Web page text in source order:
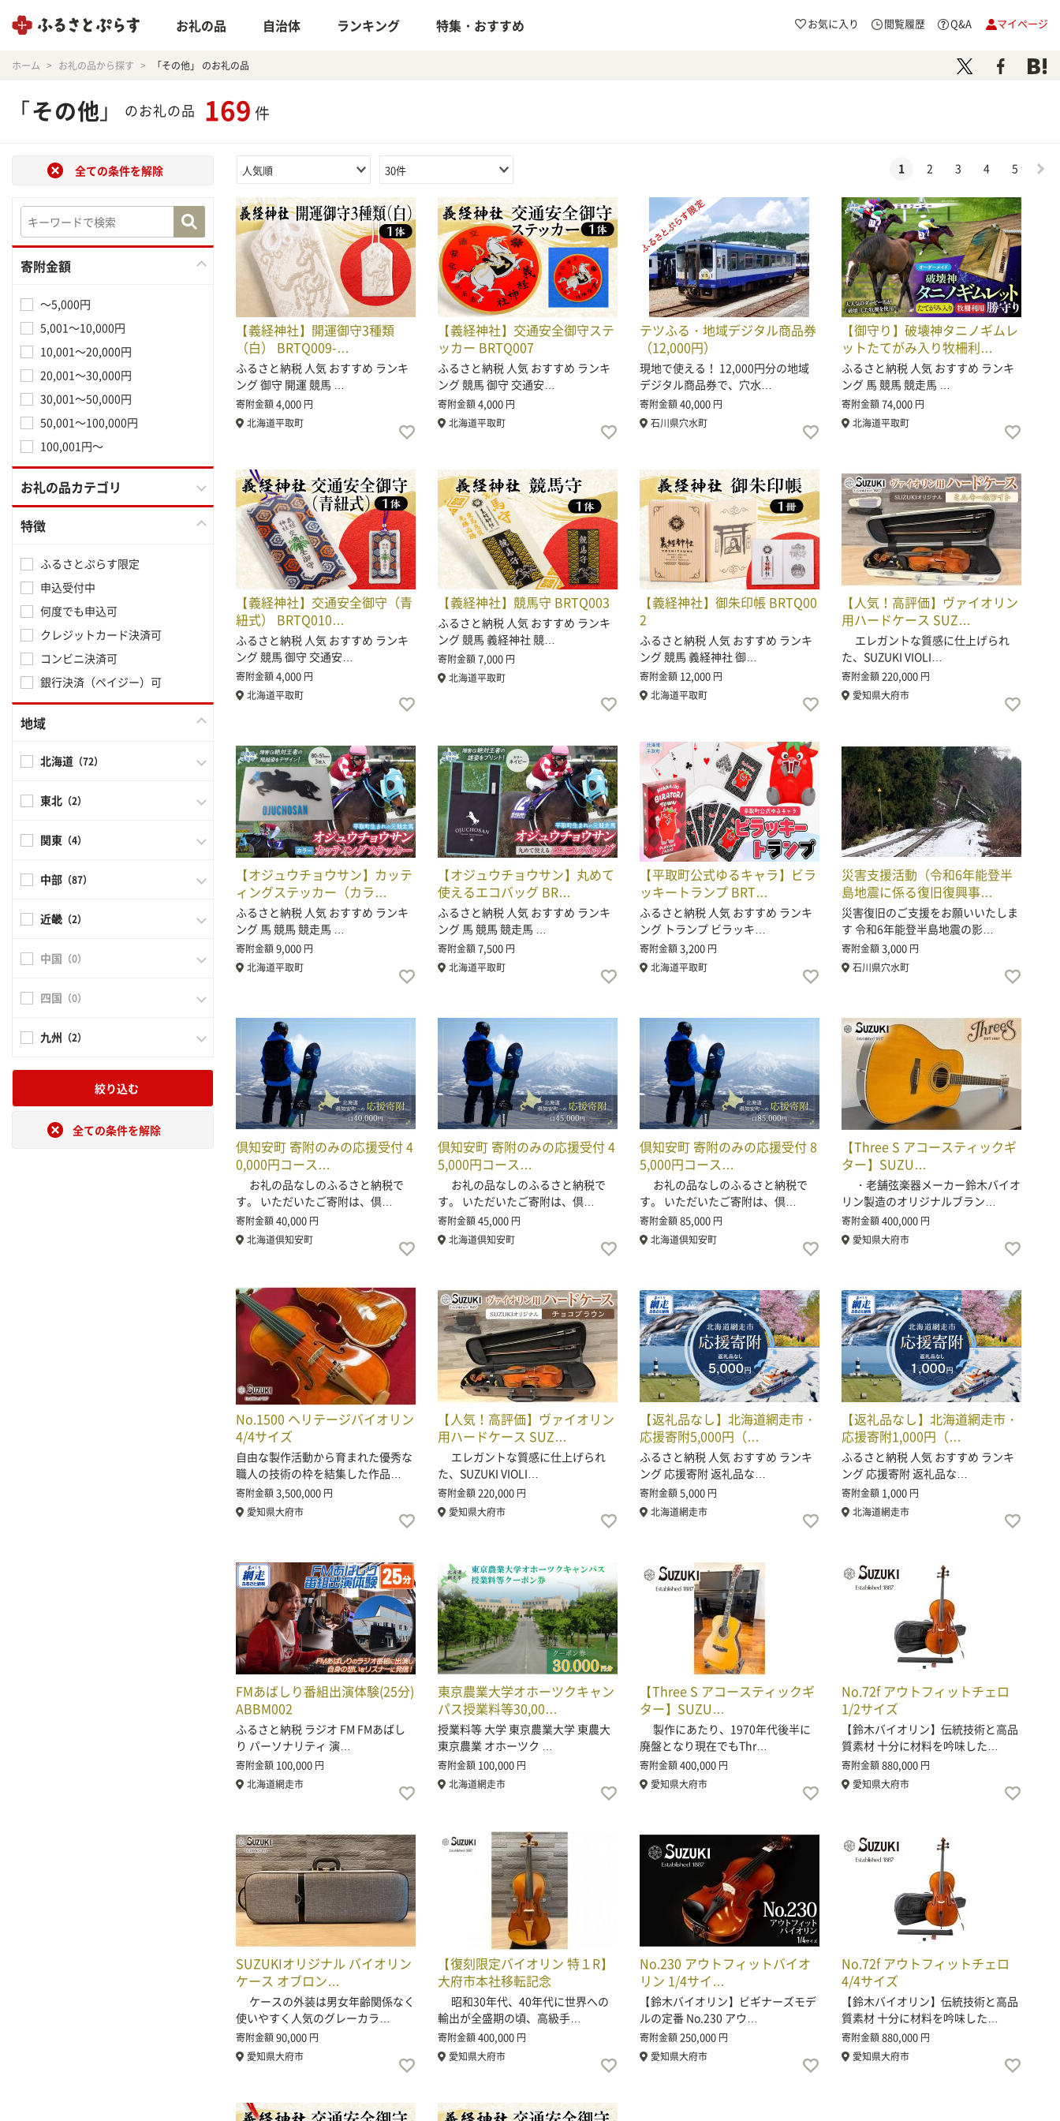
お礼の品 自治体 ランキング 特集・おすすめ お気に入り 閲覧履歴 Q&A マイページ
ホーム お礼の品から探す 「その他」 のお礼の品
「その他」 のお礼の品 169 件
全ての条件を解除
寄附金額
～5,000円
5,001～10,000円
10,001～20,000円
20,001～30,000円
30,001～50,000円
50,001～100,000円
100,001円～
お礼の品カテゴリ
特徴
ふるさとぷらす限定
申込受付中
何度でも申込可
クレジットカード決済可
コンビニ決済可
銀行決済（ペイジー）可
地域
北海道 （72）
東北 （2）
関東 （4）
中部 （87）
近畿 （2）
中国 （0）
四国 （0）
九州 （2）
絞り込む
全ての条件を解除
人気順 30件 1 2 3 4 5
【義経神社】開運御守3種類
（白） BRTQ009-…
ふるさと納税 人気 おすすめ ランキ
ング 御守 開運 競馬 …
寄附金額4,000 円
北海道平取町
【義経神社】交通安全御守ステ
ッカー BRTQ007
ふるさと納税 人気 おすすめ ランキ
ング 競馬 御守 交通安…
寄附金額4,000 円
北海道平取町
テツふる・地域デジタル商品券
（12,000円）
現地で使える！ 12,000円分の地域
デジタル商品券で、穴水…
寄附金額40,000 円
石川県穴水町
【御守り】破壊神タニノギムレ
ットたてがみ入り牧柵利…
ふるさと納税 人気 おすすめ ランキ
ング 馬 競馬 競走馬 …
寄附金額74,000 円
北海道平取町
【義経神社】交通安全御守（青
紐式） BRTQ010…
ふるさと納税 人気 おすすめ ランキ
ング 競馬 御守 交通安…
寄附金額4,000 円
北海道平取町
【義経神社】競馬守 BRTQ003
ふるさと納税 人気 おすすめ ランキ
ング 競馬 義経神社 競…
寄附金額7,000 円
北海道平取町
【義経神社】御朱印帳 BRTQ00
2
ふるさと納税 人気 おすすめ ランキ
ング 競馬 義経神社 御…
寄附金額 12,000 円
北海道平取町
【人気！高評価】ヴァイオリン
用ハードケース SUZ…
エレガントな質感に仕上げられ
た、SUZUKI VIOLI…
寄附金額220,000 円
愛知県大府市
【オジュウチョウサン】カッテ
ィングステッカー（カラ…
ふるさと納税 人気 おすすめ ランキ
ング 馬 競馬 競走馬 …
寄附金額9,000 円
北海道平取町
【オジュウチョウサン】丸めて
使えるエコバッグ BR…
ふるさと納税 人気 おすすめ ランキ
ング 馬 競馬 競走馬 …
寄附金額7,500 円
北海道平取町
【平取町公式ゆるキャラ】ビラ
ッキートランプ BRT…
ふるさと納税 人気 おすすめ ランキ
ング トランプ ビラッキ…
寄附金額3,200 円
北海道平取町
災害支援活動（令和6年能登半
島地震に係る復旧復興事…
災害復旧のご支援をお願いいたしま
す 令和6年能登半島地震の影…
寄附金額3,000 円
石川県穴水町
倶知安町 寄附のみの応援受付 4
0,000円コース…
お礼の品なしのふるさと納税で
す。 いただいたご寄附は、倶…
寄附金額40,000 円
北海道倶知安町
倶知安町 寄附のみの応援受付 4
5,000円コース…
お礼の品なしのふるさと納税で
す。 いただいたご寄附は、倶…
寄附金額45,000 円
北海道倶知安町
倶知安町 寄附のみの応援受付 8
5,000円コース…
お礼の品なしのふるさと納税で
す。 いただいたご寄附は、倶…
寄附金額85,000 円
北海道倶知安町
【Three S アコースティックギ
ター】SUZU…
・老舗弦楽器メーカー鈴木バイオ
リン製造のオリジナルブラン…
寄附金額400,000 円
愛知県大府市
No.1500 ヘリテージバイオリン
4/4サイズ
自由な製作活動から育まれた優秀な
職人の技術の枠を結集した作品…
寄附金額3,500,000 円
愛知県大府市
【人気！高評価】ヴァイオリン
用ハードケース SUZ…
エレガントな質感に仕上げられ
た、SUZUKI VIOLI…
寄附金額220,000 円
愛知県大府市
【返礼品なし】北海道網走市・
応援寄附5,000円（…
ふるさと納税 人気 おすすめ ランキ
ング 応援寄附 返礼品な…
寄附金額5,000 円
北海道網走市
【返礼品なし】北海道網走市・
応援寄附1,000円（…
ふるさと納税 人気 おすすめ ランキ
ング 応援寄附 返礼品な…
寄附金額 1,000 円
北海道網走市
FMあばしり番組出演体験(25分)
ABBM002
ふるさと納税 ラジオ FM FMあばし
り パーソナリティ 演…
寄附金額 100,000 円
北海道網走市
東京農業大学オホーツクキャン
パス授業料等30,00…
授業料等 大学 東京農業大学 東農大
東京農業 オホーツク …
寄附金額 100,000 円
北海道網走市
【Three S アコースティックギ
ター】SUZU…
製作にあたり、1970年代後半に
廃盤となり現在でもThr…
寄附金額400,000 円
愛知県大府市
No.72f アウトフィットチェロ
1/2サイズ
【鈴木バイオリン】伝統技術と高品
質素材 十分に材料を吟味した…
寄附金額880,000 円
愛知県大府市
SUZUKIオリジナル バイオリン
ケース オブロン…
ケースの外装は男女年齢関係なく
使いやすく人気のグレーカラ…
寄附金額90,000 円
愛知県大府市
【復刻限定バイオリン 特１R】
大府市本社移転記念
昭和30年代、40年代に世界への
輸出が全盛期の頃、高級手…
寄附金額400,000 円
愛知県大府市
No.230 アウトフィットバイオ
リン 1/4サイ…
【鈴木バイオリン】ビギナーズモデ
ルの定番 No.230 アウ…
寄附金額250,000 円
愛知県大府市
No.72f アウトフィットチェロ
4/4サイズ
【鈴木バイオリン】伝統技術と高品
質素材 十分に材料を吟味した…
寄附金額880,000 円
愛知県大府市